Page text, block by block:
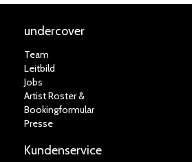
undercover
Team
Leitbild
Jobs
Artist Roster &
Bookingformular
Presse
Kundenservice